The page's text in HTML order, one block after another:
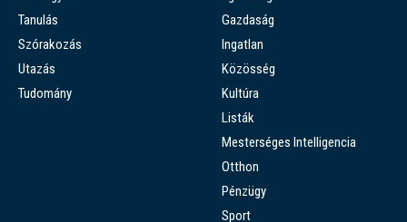
Tanulás
Szórakozás
Utazás
Tudomány
Gazdaság
Ingatlan
Közösség
Kultúra
Listák
Mesterséges Intelligencia
Otthon
Pénzügy
Sport